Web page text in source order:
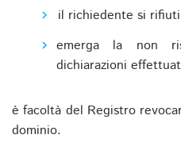
il richiedente si
emerga la non
dichiarazioni
è facoltà del Registro
dominio.